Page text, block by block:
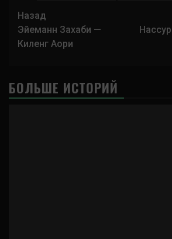
Навигация
записи
Назад
Эйеманн Захаби —
Киленг Аори
БОЛЬШЕ ИСТОРИЙ